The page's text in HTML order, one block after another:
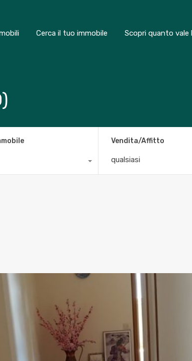
Cerca il tuo immobile Scopri quanto vale
Vendita/Affitto
qualsiasi